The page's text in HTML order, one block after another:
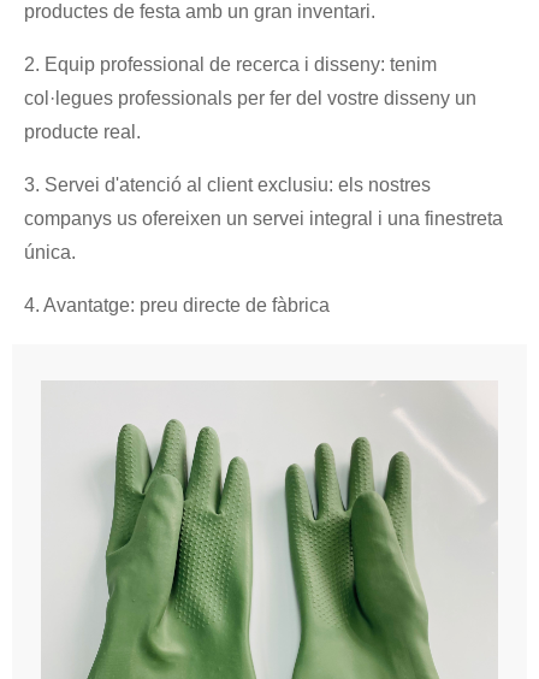
productes de festa amb un gran inventari.
2. Equip professional de recerca i disseny: tenim
col·legues professionals per fer del vostre disseny un
producte real.
3. Servei d'atenció al client exclusiu: els nostres
companys us ofereixen un servei integral i una finestreta
única.
4. Avantatge: preu directe de fàbrica